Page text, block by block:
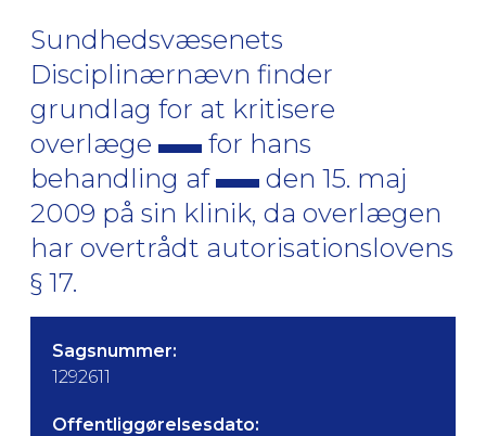
Sundhedsvæsenets
Disciplinærnævn finder
grundlag for at kritisere
overlæge
for hans
behandling af
den 15. maj
2009 på sin klinik, da overlægen
har overtrådt autorisationslovens
§ 17.
Sagsnummer:
1292611
Offentliggørelsesdato: